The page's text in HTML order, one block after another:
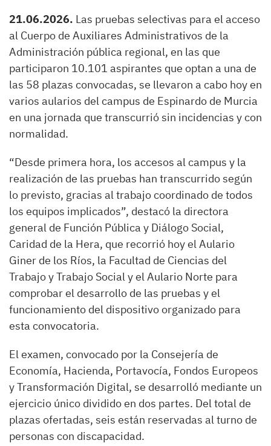
21.06.2026. Las pruebas selectivas para el acceso
al Cuerpo de Auxiliares Administrativos de la
Administración pública regional, en las que
participaron 10.101 aspirantes que optan a una de
las 58 plazas convocadas, se llevaron a cabo hoy en
varios aularios del campus de Espinardo de Murcia
en una jornada que transcurrió sin incidencias y con
normalidad.
“Desde primera hora, los accesos al campus y la
realización de las pruebas han transcurrido según
lo previsto, gracias al trabajo coordinado de todos
los equipos implicados”, destacó la directora
general de Función Pública y Diálogo Social,
Caridad de la Hera, que recorrió hoy el Aulario
Giner de los Ríos, la Facultad de Ciencias del
Trabajo y Trabajo Social y el Aulario Norte para
comprobar el desarrollo de las pruebas y el
funcionamiento del dispositivo organizado para
esta convocatoria.
El examen, convocado por la Consejería de
Economía, Hacienda, Portavocía, Fondos Europeos
y Transformación Digital, se desarrolló mediante un
ejercicio único dividido en dos partes. Del total de
plazas ofertadas, seis están reservadas al turno de
personas con discapacidad.